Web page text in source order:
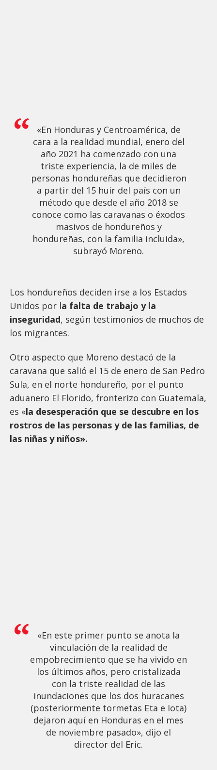
«En Honduras y Centroamérica, de
cara a la realidad mundial, enero del
año 2021 ha comenzado con una
triste experiencia, la de miles de
personas hondureñas que decidieron
a partir del 15 huir del país con un
método que desde el año 2018 se
conoce como las caravanas o éxodos
masivos de hondureños y
hondureñas, con la familia incluida»,
subrayó Moreno.
Los hondureños deciden irse a los Estados
Unidos por la falta de trabajo y la
inseguridad, según testimonios de muchos de
los migrantes.
Otro aspecto que Moreno destacó de la
caravana que salió el 15 de enero de San Pedro
Sula, en el norte hondureño, por el punto
aduanero El Florido, fronterizo con Guatemala,
es «la desesperación que se descubre en los
rostros de las personas y de las familias, de
las niñas y niños».
«En este primer punto se anota la
vinculación de la realidad de
empobrecimiento que se ha vivido en
los últimos años, pero cristalizada
con la triste realidad de las
inundaciones que los dos huracanes
(posteriormente tormetas Eta e Iota)
dejaron aquí en Honduras en el mes
de noviembre pasado», dijo el
director del Eric.